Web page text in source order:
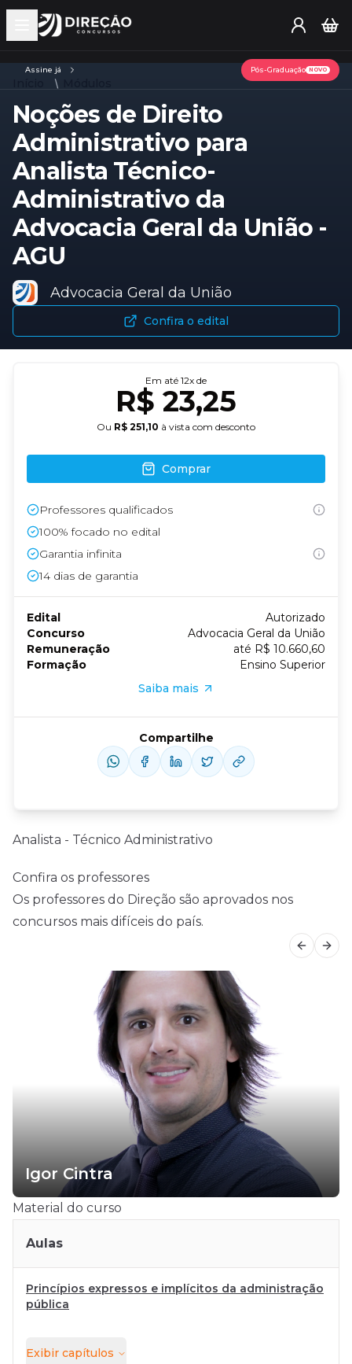
Open main menu
Assine já Pós-Graduação NOVO
Noções de Direito
Administrativo para
Analista Técnico-
Administrativo da
Advocacia Geral da União -
AGU
Advocacia Geral da União
Confira o edital
Analista - Técnico Administrativo
Confira os professores
Os professores do Direção são aprovados nos
concursos mais difíceis do país.
Igor Cintra
Material do curso
Aulas
Princípios expressos e implícitos da administração
pública
Exibir capítulos
Em até 12x de
R$ 23,25
Ou R$ 251,10 à vista com desconto
Comprar
Professores qualificados
100% focado no edital
Garantia infinita
14 dias de garantia
Edital
Autorizado
Concurso
Advocacia Geral da União
Remuneração
até R$ 10.660,60
Formação
Ensino Superior
Saiba mais
Compartilhe